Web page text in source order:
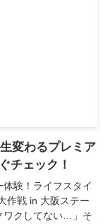
変わるプレミア
チェック！
体験！ライフスタイ
作戦 in 大阪ステー
ワクしてない…」そ